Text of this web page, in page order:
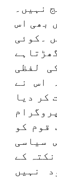
نہیں۔
بھی اس
۔کوئی
لفظی
اس نے
کر دیا
قوم کو
سیاسی
کے
نہیں